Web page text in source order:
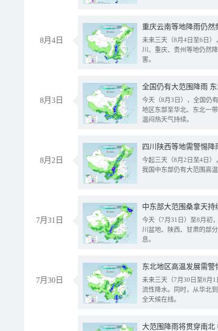
8月4日
重庆云南等地降雨仍然
未来三天（8月4日至6日
川、重庆、贵州等地仍然
害。
8月3日
全国仍有大范围降雨
今天（8月3日），全国仍
地区东部至华北、东北一
温闷热天气持续。
8月2日
今起三天（8月2日至4日
我国中东部仍有大范围高
7月31日
中东部大范围桑拿天
今天（7月31日）至8月初
川盆地、陕西、甘肃的部
息。
7月30日
东北地区高温发展需
未来三天（7月30日至8月
流性降水。同时，从华北
全天候在线。
大范围降雨将贯穿南